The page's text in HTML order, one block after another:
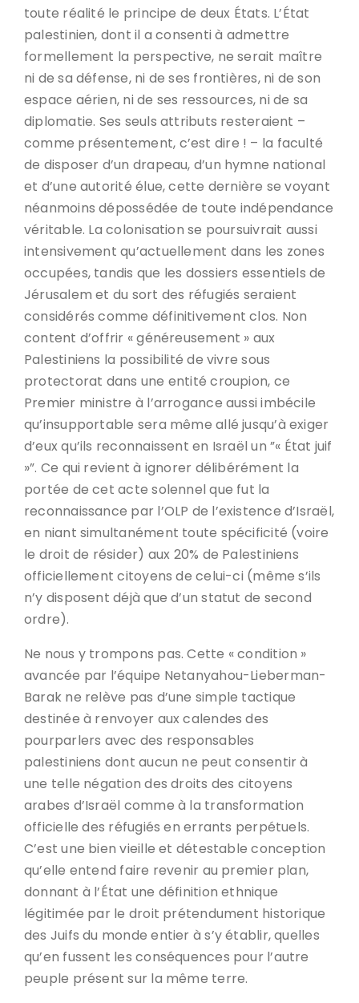
toute réalité le principe de deux États. L’État
palestinien, dont il a consenti à admettre
formellement la perspective, ne serait maître
ni de sa défense, ni de ses frontières, ni de son
espace aérien, ni de ses ressources, ni de sa
diplomatie. Ses seuls attributs resteraient –
comme présentement, c’est dire ! – la faculté
de disposer d’un drapeau, d’un hymne national
et d’une autorité élue, cette dernière se voyant
néanmoins dépossédée de toute indépendance
véritable. La colonisation se poursuivrait aussi
intensivement qu’actuellement dans les zones
occupées, tandis que les dossiers essentiels de
Jérusalem et du sort des réfugiés seraient
considérés comme définitivement clos. Non
content d’offrir « généreusement » aux
Palestiniens la possibilité de vivre sous
protectorat dans une entité croupion, ce
Premier ministre à l’arrogance aussi imbécile
qu’insupportable sera même allé jusqu’à exiger
d’eux qu’ils reconnaissent en Israël un ”« État juif
»”. Ce qui revient à ignorer délibérément la
portée de cet acte solennel que fut la
reconnaissance par l’OLP de l’existence d’Israël,
en niant simultanément toute spécificité (voire
le droit de résider) aux 20% de Palestiniens
officiellement citoyens de celui-ci (même s’ils
n’y disposent déjà que d’un statut de second
ordre).
Ne nous y trompons pas. Cette « condition »
avancée par l’équipe Netanyahou-Lieberman-
Barak ne relève pas d’une simple tactique
destinée à renvoyer aux calendes des
pourparlers avec des responsables
palestiniens dont aucun ne peut consentir à
une telle négation des droits des citoyens
arabes d’Israël comme à la transformation
officielle des réfugiés en errants perpétuels.
C’est une bien vieille et détestable conception
qu’elle entend faire revenir au premier plan,
donnant à l’État une définition ethnique
légitimée par le droit prétendument historique
des Juifs du monde entier à s’y établir, quelles
qu’en fussent les conséquences pour l’autre
peuple présent sur la même terre.